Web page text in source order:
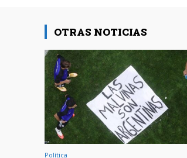
OTRAS NOTICIAS
Política